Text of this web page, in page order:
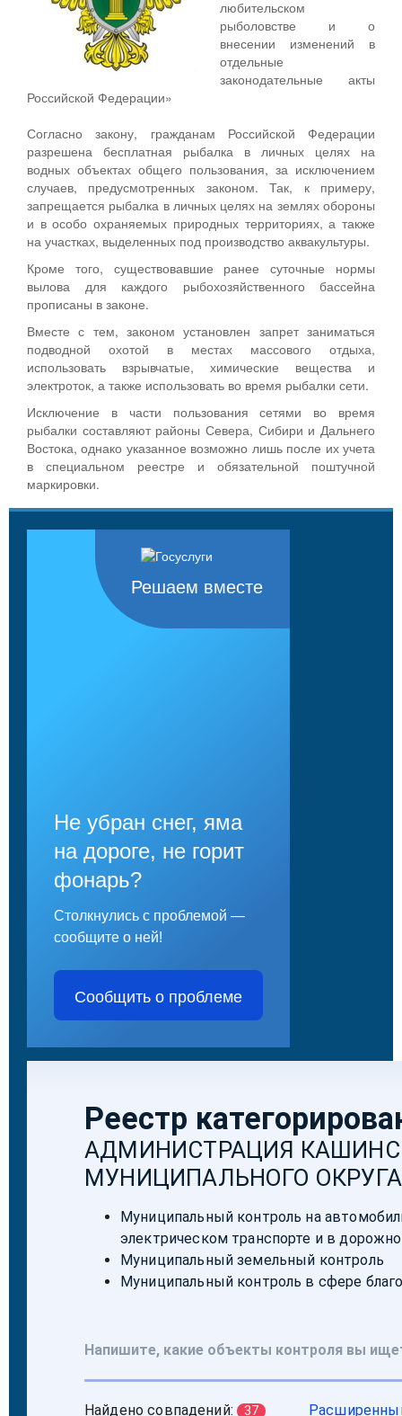
любительском
рыболовстве и о
внесении изменений в
отдельные
законодательные акты
Российской Федерации»
Согласно закону, гражданам Российской Федерации
разрешена бесплатная рыбалка в личных целях на
водных объектах общего пользования, за исключением
случаев, предусмотренных законом. Так, к примеру,
запрещается рыбалка в личных целях на землях обороны
и в особо охраняемых природных территориях, а также
на участках, выделенных под производство аквакультуры.
Кроме того, существовавшие ранее суточные нормы
вылова для каждого рыбохозяйственного бассейна
прописаны в законе.
Вместе с тем, законом установлен запрет заниматься
подводной охотой в местах массового отдыха,
использовать взрывчатые, химические вещества и
электроток, а также использовать во время рыбалки сети.
Исключение в части пользования сетями во время
рыбалки составляют районы Севера, Сибири и Дальнего
Востока, однако указанное возможно лишь после их учета
в специальном реестре и обязательной поштучной
маркировки.
Решаем вместе
Не убран снег, яма
на дороге, не горит
фонарь?
Столкнулись с проблемой —
сообщите о ней!
Сообщить о проблеме